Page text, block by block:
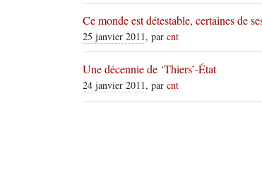
Ce monde est détestable, certaines de
25 janvier 2011, par cnt
Une décennie de ‘Thiers’-État
24 janvier 2011, par cnt